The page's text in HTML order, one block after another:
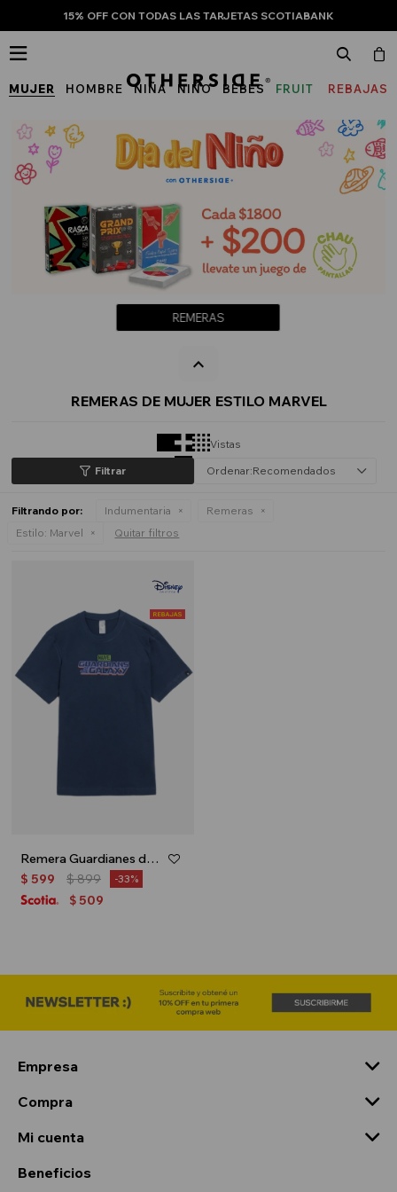
15% OFF CON TODAS LAS TARJETAS SCOTIABANK
MUJER HOMBRE NIÑA NIÑO BEBÉS
FRUIT
THE
LOOM
REBAJAS

REMERAS
REMERAS DE MUJER ESTILO MARVEL
Vistas
Recomendados
Filtrando por: Indumentaria
Remeras
Estilo: Marvel Quitar filtros
Remera Guardianes de la Galaxia - Azul
$ 599 $899 33
$ 509
Empresa
Compra
Mi cuenta
Beneficios